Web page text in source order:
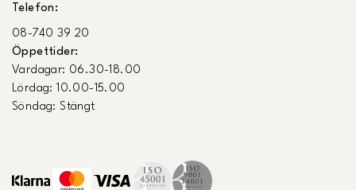
Telefon:
08-740 39 20
Öppettider:
Vardagar: 06.30-18.00
Lördag: 10.00-15.00
Söndag: Stängt